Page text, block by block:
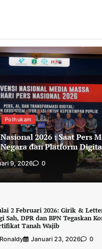
Polhukam
2026 : Saat Pers
dan Platform
9, 2026 0
2 Februari 2026: Girik &
Sah, DPR dan BPN Tegaskan
Tanah Wajib
Ronaldy Januari 23, 2026 0